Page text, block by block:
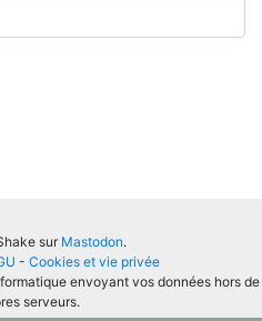
sur Mastodon.
- Cookies et vie privée
envoyant vos données hors de
serveurs.